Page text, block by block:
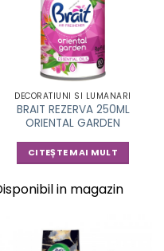
DECORATIUNI SI LUMANARI
BRAIT REZERVA 250ML
ORIENTAL GARDEN
CITEȘTE MAI MULT
in magazin